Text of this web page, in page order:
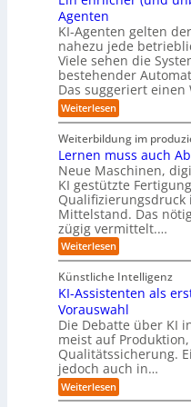
h
n
R
o
u
t
e
-
H
e
r
s
t
e
l
r
n
I
P
r
o
j
e
k
t
e
i
d
e
r
I
n
d
u
s
t
r
i
e
e
r
m
ö
g
l
i
c
y
e
r
r
i
s
i
k
o
w
a
c
h
s
e
n
d
e
R
a
n
s
o
m
w
a
r
e
-
G
I
n
d
u
s
t
r
i
e
r
o
b
o
t
e
r
w
i
l
l
i
n
g
f
ü
r
T
a
t
o
r
t
e
Agenten
KI-Agenten gelten
nahezu jede
Viele sehen die
bestehender
Das suggeriert
Weiterlesen:
E
n
e
h
r
l
i
c
h
e
r
u
n
d
u
n
b
e
q
u
e
Weiterbildung im
Lernen muss auch
Neue Maschinen,
KI gestützte
Mittelstand. Das
zügig vermittelt.…
Weiterlesen:
L
e
r
n
e
n
m
u
s
s
a
u
Künstliche Intelligenz
KI-Assistenten als
Vorauswahl
Die Debatte über KI
meist auf
Qualitätssicherung.
jedoch auch in…
Weiterlesen:
K